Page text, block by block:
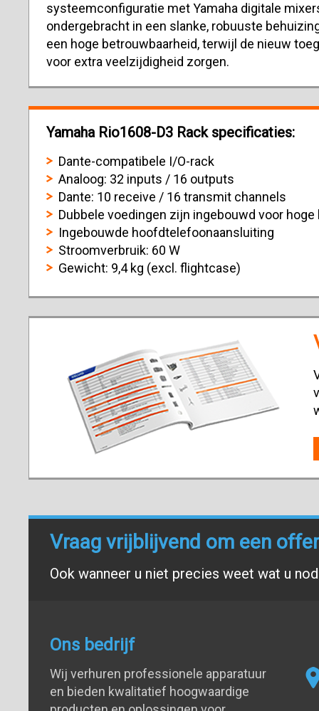
systeemconfiguratie met Yamaha digitale
ondergebracht in een slanke, robuuste
een hoge betrouwbaarheid, terwijl de nieuw
voor extra veelzijdigheid zorgen.
Yamaha Rio1608-D3 Rack specificaties:
Dante-compatibele I/O-rack
Analoog: 32 inputs / 16 outputs
Dante: 10 receive / 16 transmit channels
Dubbele voedingen zijn ingebouwd voor
Ingebouwde hoofdtelefoonaansluiting
Stroomverbruik: 60 W
Gewicht: 9,4 kg (excl. flightcase)
Vraag vrijblijvend om een
Ook wanneer u niet precies weet wat u
Ons bedrijf
Wij verhuren professionele apparatuur
en bieden kwalitatief hoogwaardige